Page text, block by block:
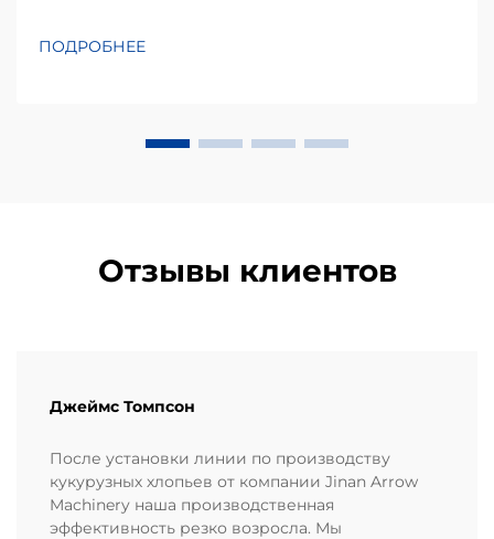
предпочтений местных потребителей.
ПОДРОБНЕЕ
Отзывы клиентов
Джеймс Томпсон
После установки линии по производству
кукурузных хлопьев от компании Jinan Arrow
Machinery наша производственная
эффективность резко возросла. Мы